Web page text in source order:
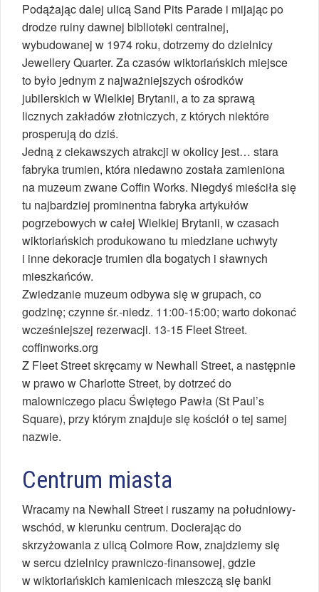
Podążając dalej ulicą Sand Pits Parade i mijając po
drodze ruiny dawnej biblioteki centralnej,
wybudowanej w 1974 roku, dotrzemy do dzielnicy
Jewellery Quarter. Za czasów wiktoriańskich miejsce
to było jednym z najważniejszych ośrodków
jubilerskich w Wielkiej Brytanii, a to za sprawą
licznych zakładów złotniczych, z których niektóre
prosperują do dziś.
Jedną z ciekawszych atrakcji w okolicy jest… stara
fabryka trumien, która niedawno została zamieniona
na muzeum zwane Coffin Works. Niegdyś mieściła się
tu najbardziej prominentna fabryka artykułów
pogrzebowych w całej Wielkiej Brytanii, w czasach
wiktoriańskich produkowano tu miedziane uchwyty
i inne dekoracje trumien dla bogatych i sławnych
mieszkańców.
Zwiedzanie muzeum odbywa się w grupach, co
godzinę; czynne śr.-niedz. 11:00-15:00; warto dokonać
wcześniejszej rezerwacji. 13-15 Fleet Street.
coffinworks.org
Z Fleet Street skręcamy w Newhall Street, a następnie
w prawo w Charlotte Street, by dotrzeć do
malowniczego placu Świętego Pawła (St Paul’s
Square), przy którym znajduje się kościół o tej samej
nazwie.
Centrum miasta
Wracamy na Newhall Street i ruszamy na południowy-
wschód, w kierunku centrum. Docierając do
skrzyżowania z ulicą Colmore Row, znajdziemy się
w sercu dzielnicy prawniczo-finansowej, gdzie
w wiktoriańskich kamienicach mieszczą się banki